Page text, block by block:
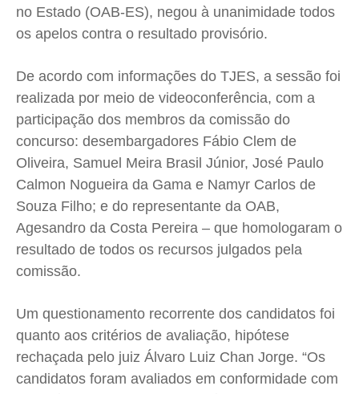
Gustavo Bastos
Jr Mignone (in memorian)
Publicidade Legal
Anuncie
Quem Somos
Expediente
Contato
Termos de Uso
Privacidade
Gustavo Bastos
Jr Mignone (in memorian)
Publicidade Legal
Anuncie
Quem Somos
Expediente
Contato
Termos de Uso
Privacidade
Gustavo Bastos
Jr Mignone (in memorian)
Publicidade Legal
Anuncie
Quem Somos
Expediente
Contato
Termos de Uso
Privacidade
Gustavo Bastos
Jr Mignone (in memorian)
Publicidade Legal
Anuncie
Quem Somos
Expediente
Contato
Termos de Uso
Privacidade
no Estado (OAB-ES), negou à unanimidade todos
os apelos contra o resultado provisório.
De acordo com informações do TJES, a sessão foi
realizada por meio de videoconferência, com a
participação dos membros da comissão do
concurso: desembargadores Fábio Clem de
Oliveira, Samuel Meira Brasil Júnior, José Paulo
Calmon Nogueira da Gama e Namyr Carlos de
Souza Filho; e do representante da OAB,
Agesandro da Costa Pereira – que homologaram o
resultado de todos os recursos julgados pela
comissão.
Um questionamento recorrente dos candidatos foi
quanto aos critérios de avaliação, hipótese
rechaçada pelo juiz Álvaro Luiz Chan Jorge. “Os
candidatos foram avaliados em conformidade com